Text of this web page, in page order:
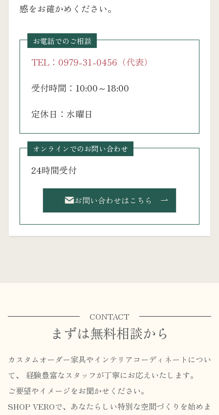
感をお確かめください。
お電話でのご相談
TEL：0979-31-0456（代表）
受付時間：10:00～18:00
定休日：水曜日
オンラインでのお問い合わせ
24時間受付
お問い合わせはこちら
CONTACT
まずは無料相談から
カスタムオーダー家具やインテリアコーディネートについ
て、 経験豊富なスタッフが丁寧にお応えいたします。
ご要望やイメージをお聞かせください。
SHOP VEROで、あなたらしい特別な空間づくりを始めま